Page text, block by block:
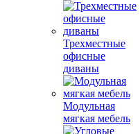
Трехместные
офисные
диваны
Модульная
мягкая мебель